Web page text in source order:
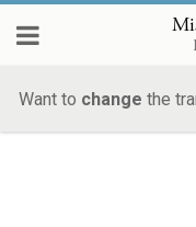
Want to change the